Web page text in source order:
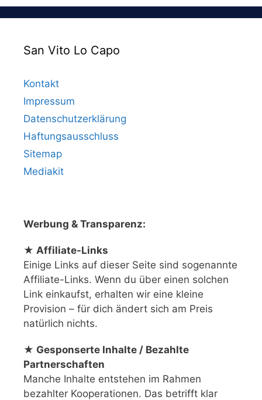
San Vito Lo Capo
Kontakt
Impressum
Datenschutzerklärung
Haftungsausschluss
Sitemap
Mediakit
Werbung & Transparenz:
★ Affiliate-Links
Einige Links auf dieser Seite sind sogenannte
Affiliate-Links. Wenn du über einen solchen
Link einkaufst, erhalten wir eine kleine
Provision – für dich ändert sich am Preis
natürlich nichts.
★ Gesponserte Inhalte / Bezahlte
Partnerschaften
Manche Inhalte entstehen im Rahmen
bezahlter Kooperationen. Das betrifft klar